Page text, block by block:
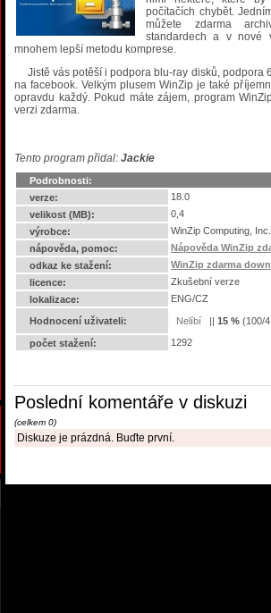
počítačích chybět.
můžete zdarma
standardech a v nové
mnohem lepší metodu komprese.
Jistě vás potěší i podpora blu-ray disků, podpora
na facebook. Velkým plusem WinZip je také
opravdu každý. Pokud máte zájem, program
verzi zdarma.
Tento program přidal: Jackie
Podrobnosti:
verze:
18.0
velikost (MB):
0,4
výrobce:
WinZip Computing, Inc.
nápověda, pomoc:
Nápověda WinZip
odkaz ke stažení:
WinZip zdarma
licence:
Zkušební verze
lokalizace:
ENG/CZ
Hodnocení uživateli: || 15 % (100/
počet stažení: 1292
Poslední komentáře v diskuzi
(celkem 0)
Diskuze je prázdná. Buďte první.